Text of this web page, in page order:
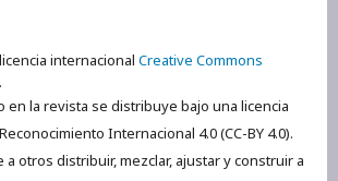
internacional Creative Commons
.
en la revista se distribuye bajo una licencia
Internacional 4.0 (CC-BY 4.0).
a otros distribuir, mezclar, ajustar y construir a